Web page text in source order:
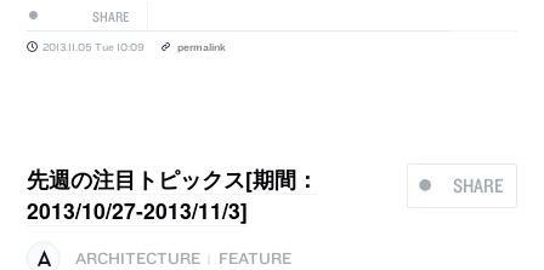
SHARE
2013.11.05 Tue 10:09 permalink
SHARE
先週の注目トピックス[期間：
2013/10/27-2013/11/3]
ARCHITECTURE FEATURE